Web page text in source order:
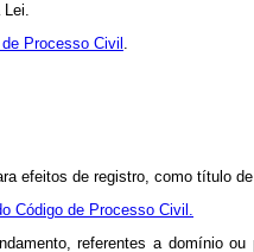
Lei.
Processo Civil .
efeitos de registro, como título
Código de Processo Civil.
referentes a domínio